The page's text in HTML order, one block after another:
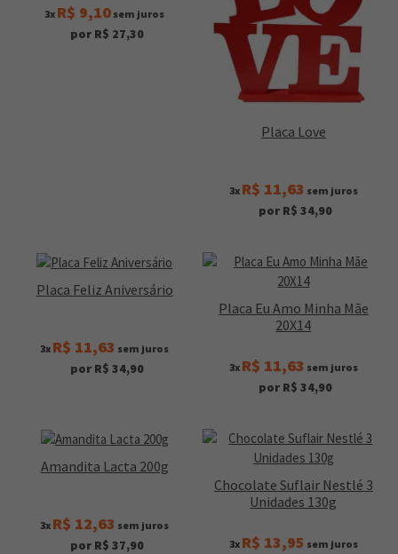
3x R$ 9,10 sem juros
por R$ 27,30
Placa Love
3x R$ 11,63 sem juros
por R$ 34,90
Placa Feliz Aniversário
3x R$ 11,63 sem juros
por R$ 34,90
Placa Eu Amo Minha Mãe
20X14
3x R$ 11,63 sem juros
por R$ 34,90
Amandita Lacta 200g
3x R$ 12,63 sem juros
por R$ 37,90
Chocolate Suflair Nestlé 3
Unidades 130g
3x R$ 13,95 sem juros